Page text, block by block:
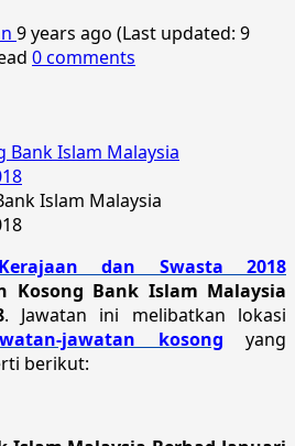
9 years ago (Last updated: 9
0 comments
Islam Malaysia
dan Swasta 2018
Kosong Bank Islam Malaysia
. Jawatan ini melibatkan lokasi
jawatan kosong yang
berikut: